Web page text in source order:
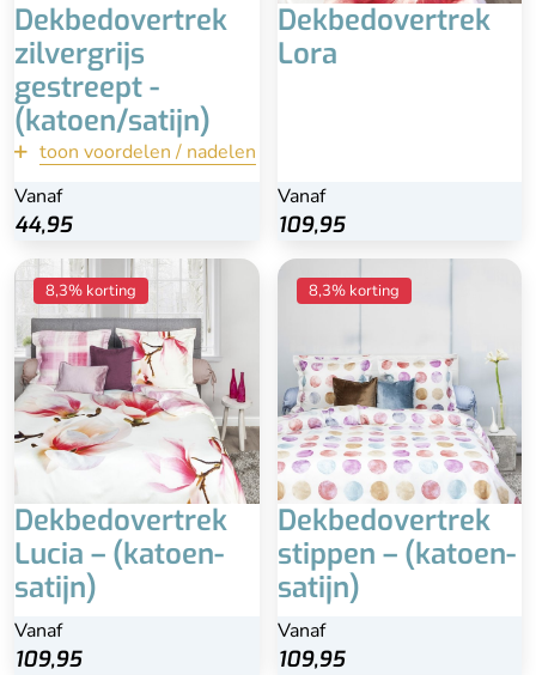
Dekbedovertrek
zilvergrijs
gestreept -
(katoen/satijn)
toon voordelen / nadelen
Vanaf
44,95
Bekijk
Dekbedovertrek
Lora
Vanaf
109,95
8,3% korting
Dekbedovertrek
Lucia – (katoen-
satijn)
Vanaf
109,95
8,3% korting
Dekbedovertrek
stippen – (katoen-
satijn)
Vanaf
109,95